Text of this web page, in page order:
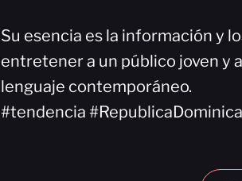
Su esencia es la información y
entretener a un público joven y
lenguaje contemporáneo.
#tendencia